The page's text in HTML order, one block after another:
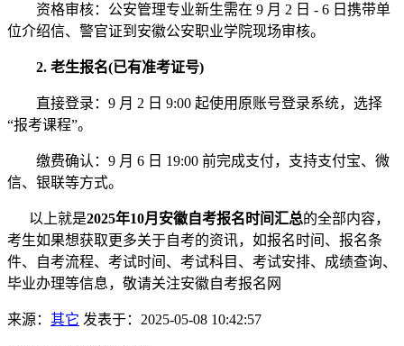
资格审核：公安管理专业新生需在 9 月 2 日 - 6 日携带单
位介绍信、警官证到安徽公安职业学院现场审核。
2. 老生报名(已有准考证号)
直接登录：9 月 2 日 9:00 起使用原账号登录系统，选择
“报考课程”。
缴费确认：9 月 6 日 19:00 前完成支付，支持支付宝、微
信、银联等方式。
以上就是2025年10月安徽自考报名时间汇总的全部内容，
考生如果想获取更多关于自考的资讯，如报名时间、报名条
件、自考流程、考试时间、考试科目、考试安排、成绩查询、
毕业办理等信息，敬请关注安徽自考报名网
来源： 其它 发表于：2025-05-08 10:42:57